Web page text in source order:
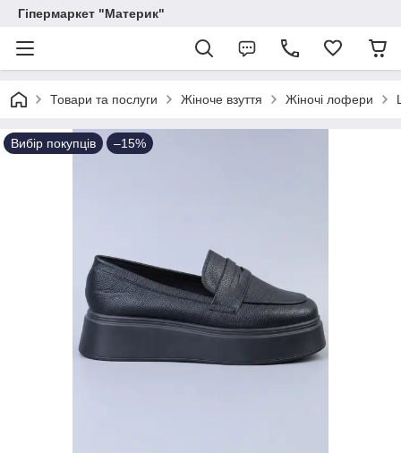
Гіпермаркет "Материк"
Товари та послуги Жіноче взуття Жіночі лофери
Вибір покупців –15%